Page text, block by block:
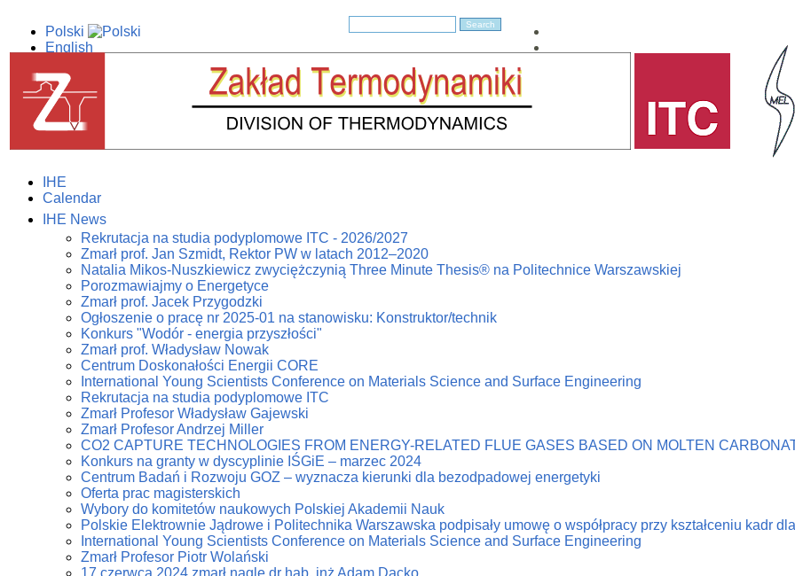
Polski
English
IHE
Calendar
IHE News
Rekrutacja na studia podyplomowe ITC - 2026/2027
Zmarł prof. Jan Szmidt, Rektor PW w latach 2012–2020
Natalia Mikos-Nuszkiewicz zwyciężczynią Three Minute Thesis® na Politechnice Warszawskiej
Porozmawiajmy o Energetyce
Zmarł prof. Jacek Przygodzki
Ogłoszenie o pracę nr 2025-01 na stanowisku: Konstruktor/technik
Konkurs "Wodór - energia przyszłości"
Zmarł prof. Władysław Nowak
Centrum Doskonałości Energii CORE
International Young Scientists Conference on Materials Science and Surface Engineering
Rekrutacja na studia podyplomowe ITC
Zmarł Profesor Władysław Gajewski
Zmarł Profesor Andrzej Miller
CO2 CAPTURE TECHNOLOGIES FROM ENERGY-RELATED FLUE GASES BASED ON MOLTEN
Konkurs na granty w dyscyplinie IŚGiE – marzec 2024
Centrum Badań i Rozwoju GOZ – wyznacza kierunki dla bezodpadowej energetyki
Oferta prac magisterskich
Wybory do komitetów naukowych Polskiej Akademii Nauk
Polskie Elektrownie Jądrowe i Politechnika Warszawska podpisały umowę o współpracy przy kształceniu kadr
International Young Scientists Conference on Materials Science and Surface Engineering
Zmarł Profesor Piotr Wolański
17 czerwca 2024 zmarł nagle dr hab. inż Adam Dacko